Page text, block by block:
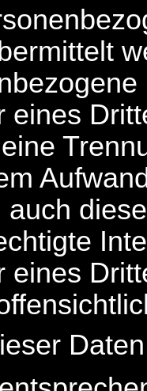
eines
eines